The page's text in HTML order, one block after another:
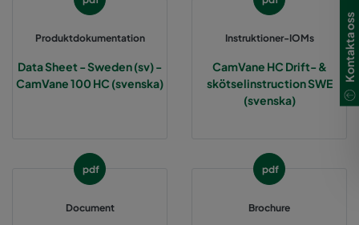
Produktdokumentation
Data Sheet - Sweden (sv) -
CamVane 100 HC (svenska)
Instruktioner-IOMs
CamVane HC Drift- &
skötselinstruction SWE
(svenska)
pdf
Document
pdf
Brochure
Kontakta oss